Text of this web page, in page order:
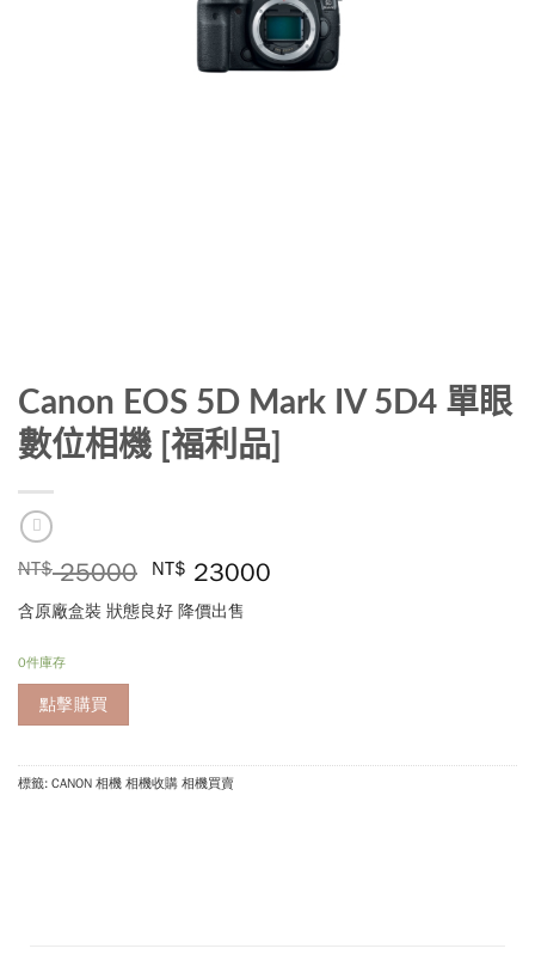
Canon EOS 5D Mark IV 5D4 單眼
數位相機 [福利品]
NT$25000 NT$ 23000
含原廠盒裝 狀態良好 降價出售
0件庫存
點擊購買
標籤: CANON 相機 相機收購 相機買賣